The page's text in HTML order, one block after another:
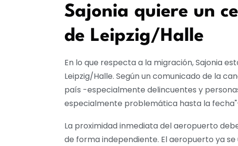
Sajonia quiere un
de Leipzig/Halle
En lo que respecta a la migración, Sajonia
Leipzig/Halle. Según un comunicado de la
país -especialmente delincuentes y
especialmente problemática hasta la
La proximidad inmediata del aeropuerto
de forma independiente. El aeropuerto ya